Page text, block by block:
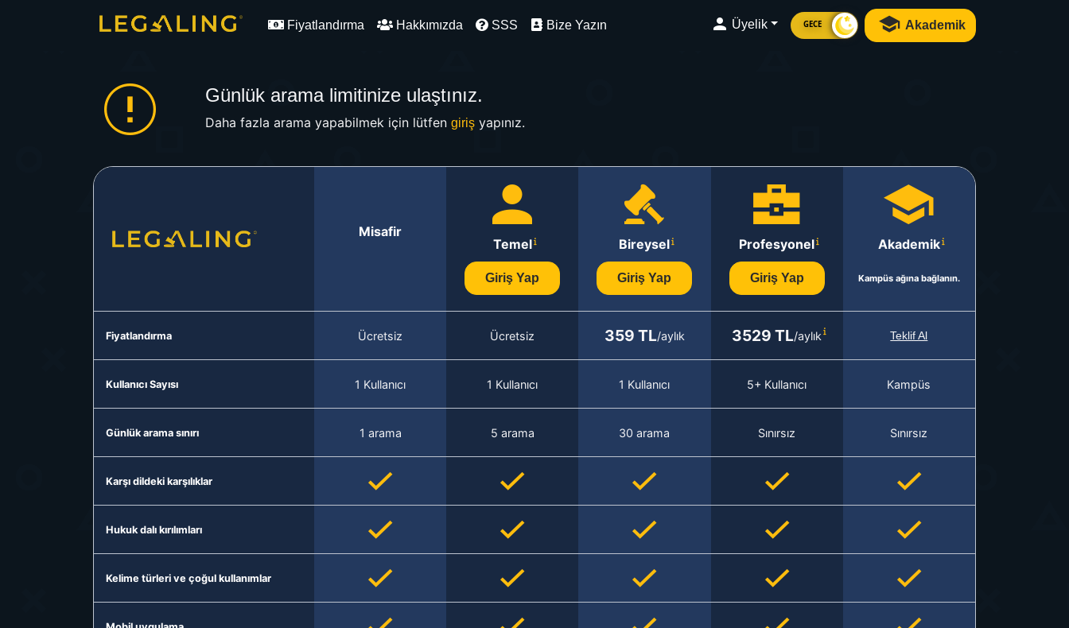
Fiyatlandırma Hakkımızda SSS Bize Yazın Üyelik GECE Akademik
Günlük arama limitinize ulaştınız.
Daha fazla arama yapabilmek için lütfen girişyapınız.
Misafir
Temel
Giriş Yap
Bireysel
Giriş Yap
Profesyonel
Giriş Yap
Akademik
Kampüs ağına bağlanın.
Fiyatlandırma Ücretsiz Ücretsiz 359 TL/aylık 3529 TL/aylık Teklif Al
Kullanıcı Sayısı 1 Kullanıcı 1 Kullanıcı 1 Kullanıcı 5+ Kullanıcı Kampüs
Günlük arama sınırı 1 arama 5 arama 30 arama Sınırsız Sınırsız
Karşı dildeki karşılıklar
Hukuk dalı kırılımları
Kelime türleri ve çoğul kullanımlar